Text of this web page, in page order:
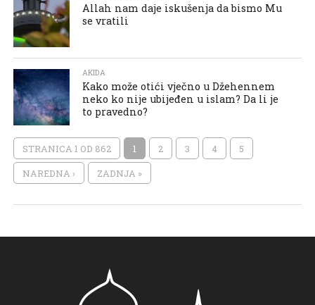
Allah nam daje iskušenja da bismo Mu
se vratili
AKIDA
Kako može otići vječno u Džehennem
neko ko nije ubijeđen u islam? Da li je
to pravedno?
STRANICA 1 OD 862 1 2 3 4 5
NAREDNA › ZADNJA »